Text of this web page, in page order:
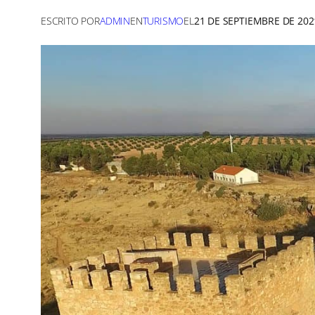
ESCRITO PORADMINENTURISMOEL 21 DE SEPTIEMBRE DE